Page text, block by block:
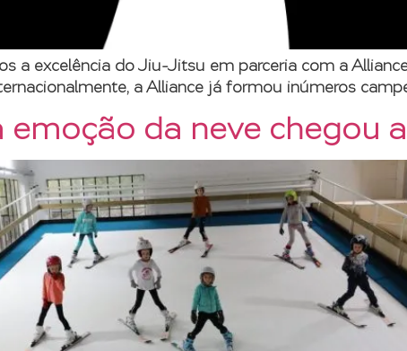
a excelência do Jiu-Jitsu em parceria com a
a Alliance já formou inúmeros
da neve chegou